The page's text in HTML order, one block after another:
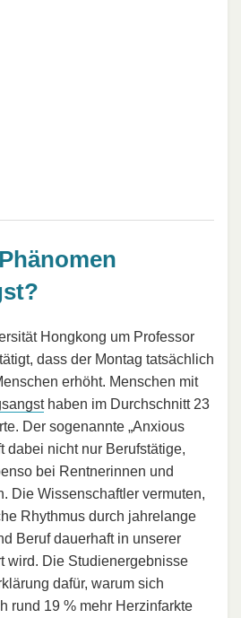
Hongkong um Professor
dass der Montag tatsächlich
erhöht. Menschen mit
haben im Durchschnitt 23
Der sogenannte „Anxious
dabei nicht nur Berufstätige,
bei Rentnerinnen und
Die Wissenschaftler vermuten,
Rhythmus durch jahrelange
Beruf dauerhaft in unserer
wird. Die Studienergebnisse
dafür, warum sich
rund 19 % mehr Herzinfarkte